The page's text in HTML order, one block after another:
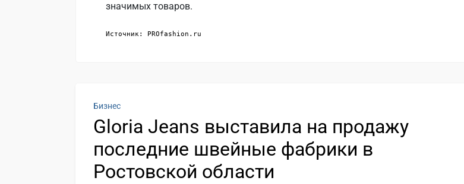
значимых товаров.
Источник: PROfashion.ru
Бизнес
Gloria Jeans выставила на продажу
последние швейные фабрики в
Ростовской области